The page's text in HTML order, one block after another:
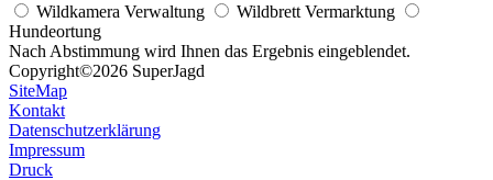
Wildkamera Verwaltung
Wildbrett Vermarktung
Hundeortung
Nach Abstimmung wird Ihnen das Ergebnis eingeblendet.
Copyright©2026 SuperJagd
SiteMap
Kontakt
Datenschutzerklärung
Impressum
Druck